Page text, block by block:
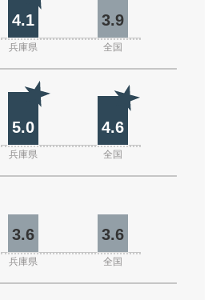
4.1 3.9
兵庫県 全国
5.0 4.6
兵庫県 全国
3.6 3.6
兵庫県 全国